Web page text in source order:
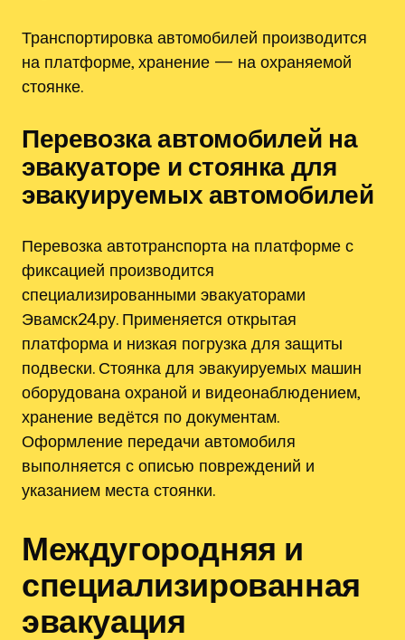
Транспортировка автомобилей производится
на платформе, хранение — на охраняемой
стоянке.
Перевозка автомобилей на
эвакуаторе и стоянка для
эвакуируемых автомобилей
Перевозка автотранспорта на платформе с
фиксацией производится
специализированными эвакуаторами
Эвамск24.ру. Применяется открытая
платформа и низкая погрузка для защиты
подвески. Стоянка для эвакуируемых машин
оборудована охраной и видеонаблюдением,
хранение ведётся по документам.
Оформление передачи автомобиля
выполняется с описью повреждений и
указанием места стоянки.
Междугородняя и
специализированная
эвакуация